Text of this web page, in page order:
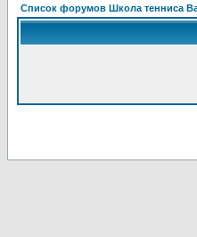
Список форумов Школа тенниса